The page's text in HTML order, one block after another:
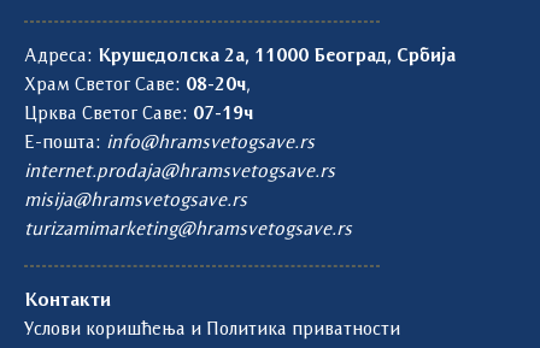
Адреса: Крушедолска 2а, 11000 Београд, Србија
Храм Светог Саве: 08-20ч,
Црква Светог Саве: 07-19ч
Е-пошта: info@hramsvetogsave.rs
internet.prodaja@hramsvetogsave.rs
misija@hramsvetogsave.rs
turizamimarketing@hramsvetogsave.rs
Контакти
Услови коришћења и Политика приватности